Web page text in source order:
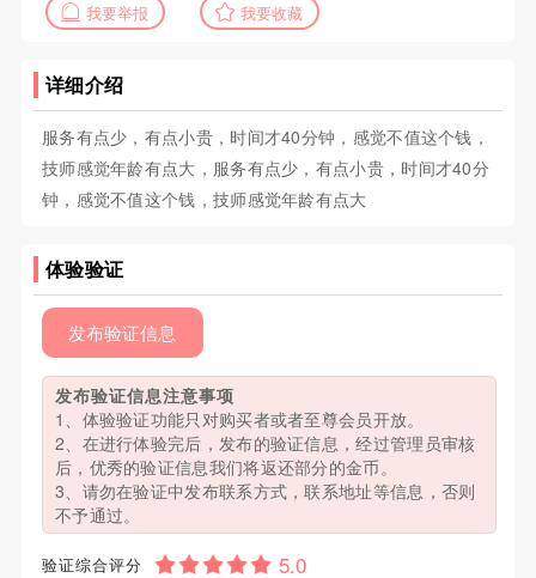
我要举报 我要收藏
详细介绍
服务有点少，有点小贵，时间才40分钟，感觉不值这个钱，
技师感觉年龄有点大，服务有点少，有点小贵，时间才40分
钟，感觉不值这个钱，技师感觉年龄有点大
体验验证
发布验证信息
发布验证信息注意事项
1、体验验证功能只对购买者或者至尊会员开放。
2、在进行体验完后，发布的验证信息，经过管理员审核
后，优秀的验证信息我们将返还部分的金币。
3、请勿在验证中发布联系方式，联系地址等信息，否则
不予通过。
验证综合评分